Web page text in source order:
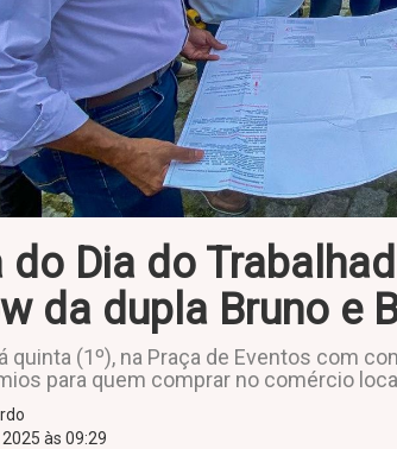
do Dia do
da dupla Bruno e
quinta (1º), na Praça de Eventos com
para quem comprar no comércio local
às 09:29